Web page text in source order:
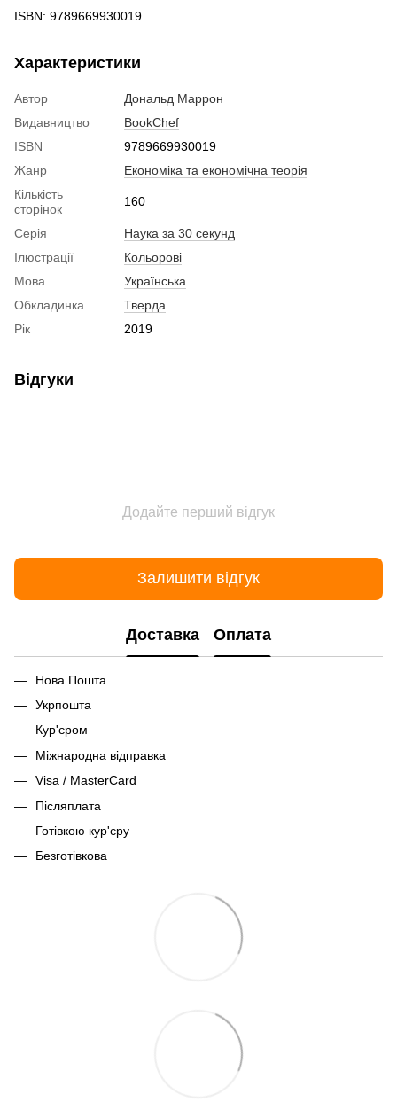
ISBN: 9789669930019
Характеристики
Автор
Дональд Маррон
Видавництво
BookChef
ISBN
9789669930019
Жанр
Економіка та економічна теорія
Кількість
сторінок
160
Серія
Наука за 30 секунд
Ілюстрації
Кольорові
Мова
Українська
Обкладинка
Тверда
Рік
2019
Відгуки
Додайте перший відгук
Залишити відгук
Доставка Оплата
Нова Пошта
Укрпошта
Кур'єром
Міжнародна відправка
Visa / MasterCard
Післяплата
Готівкою кур'єру
Безготівкова